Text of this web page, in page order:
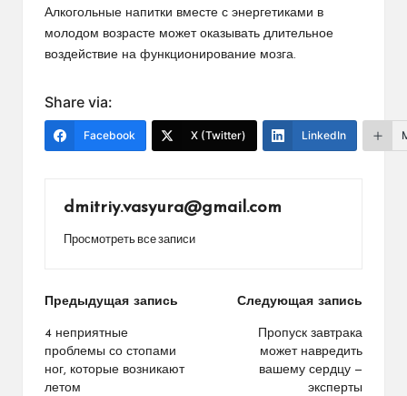
Алкогольные напитки вместе с энергетиками в
молодом возрасте может оказывать длительное
воздействие на функционирование мозга.
Share via:
Facebook X (Twitter) LinkedIn
dmitriy.vasyura@gmail.com
Просмотреть все записи
Навигация
по
записям
Предыдущая запись
4 неприятные
проблемы со стопами
ног, которые возникают
летом
Следующая запись
Пропуск завтрака
может навредить
вашему сердцу —
эксперты